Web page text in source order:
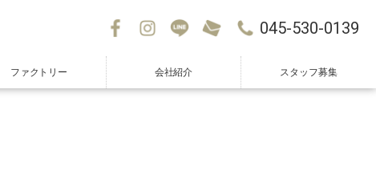
045-530-0139
ファクトリー 会社紹介 スタッフ募集